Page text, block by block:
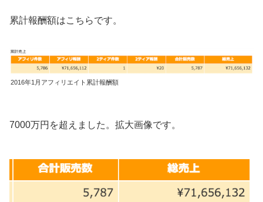
累計報酬額はこちらです。
2016年1月アフィリエイト累計報酬額
7000万円を超えました。拡大画像です。